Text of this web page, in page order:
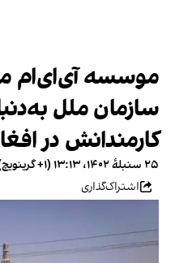
موسسه آی‌ای‌ام
سازمان ملل
کارمندانش در
۲۵ سنبلهٔ ۱۴۰۲، ۱۳:۱۳ (‎+۱ گرینویچ)
اشتراک‌گذاری